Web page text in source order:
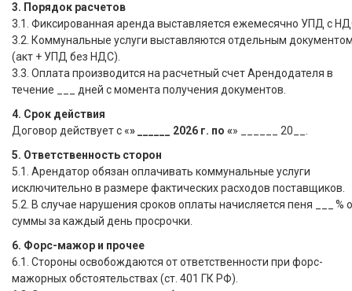
3. Порядок расчетов
3.1. Фиксированная аренда выставляется ежемесячно УПД с
3.2. Коммунальные услуги выставляются отдельным
(акт + УПД без НДС).
3.3. Оплата производится на расчетный счет Арендодателя в
течение ___ дней с момента получения документов.
4. Срок действия
Договор действует с «» ______ 2026 г. по «» ______ 20__.
5. Ответственность сторон
5.1. Арендатор обязан оплачивать коммунальные услуги
исключительно в размере фактических расходов поставщиков.
5.2. В случае нарушения сроков оплаты начисляется пеня ___ %
суммы за каждый день просрочки.
6. Форс-мажор и прочее
6.1. Стороны освобождаются от ответственности при форс-
мажорных обстоятельствах (ст. 401 ГК РФ).